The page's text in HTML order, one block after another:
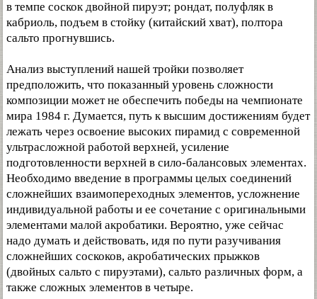
в темпе соскок двойной пируэт; рондат, полуфляк в
кабриоль, подъем в стойку (китайский хват), полтора
сальто прогнувшись.
Анализ выступлений нашей тройки позволяет
предположить, что показанный уровень сложности
композиции может не обеспечить победы на чемпионате
мира 1984 г. Думается, путь к высшим достижениям будет
лежать через освоение высоких пирамид с современной
ультрасложной работой верхней, усиление
подготовленности верхней в сило-балансовых элементах.
Необходимо введение в программы целых соединений
сложнейших взаимопереходных элементов, усложнение
индивидуальной работы и ее сочетание с оригинальными
элементами малой акробатики. Вероятно, уже сейчас
надо думать и действовать, идя по пути разучивания
сложнейших соскоков, акробатических прыжков
(двойных сальто с пируэтами), сальто различных форм, а
также сложных элементов в четыре.